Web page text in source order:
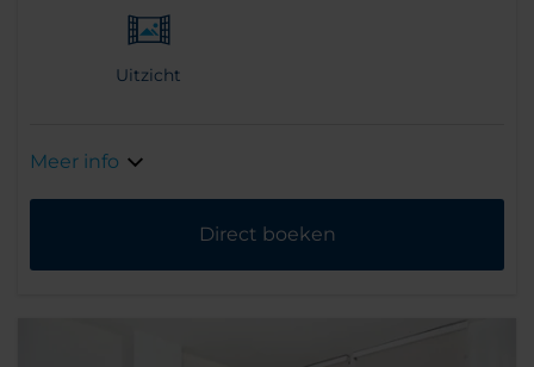
Uitzicht
Meer info
Direct boeken